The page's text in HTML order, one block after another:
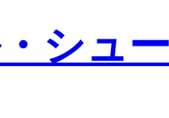
シュ